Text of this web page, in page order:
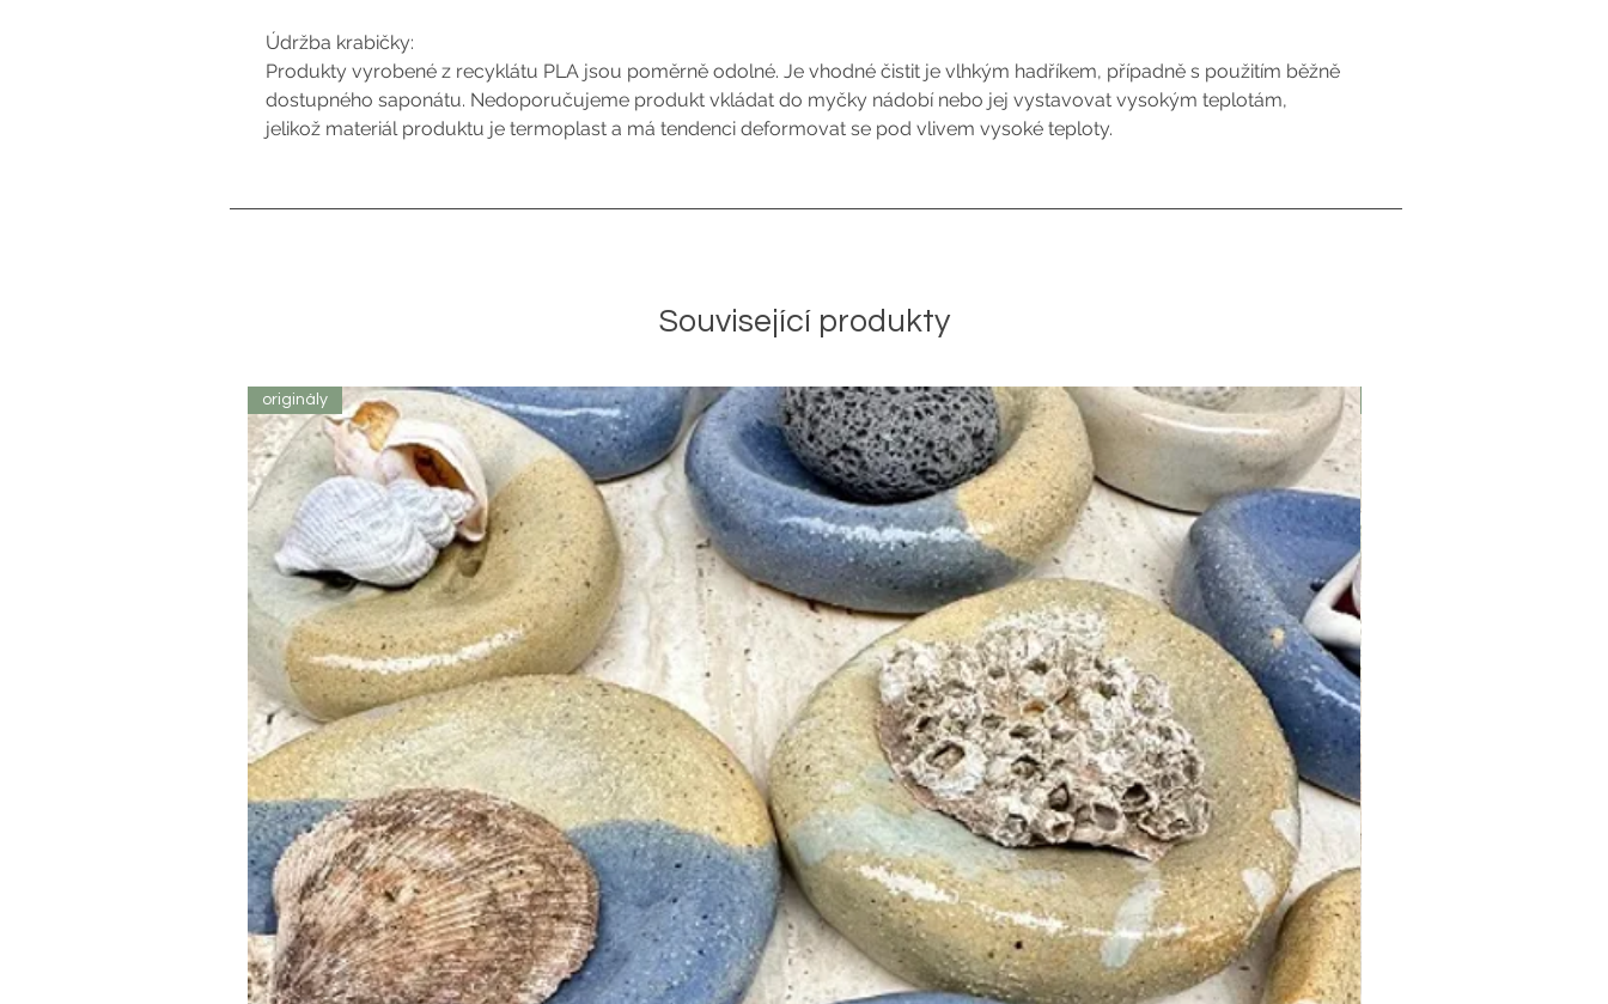
Údržba krabičky:
Produkty vyrobené z recyklátu PLA jsou poměrně odolné. Je vhodné čistit je vlhkým hadříkem, případně s použitím běžně
dostupného saponátu. Nedoporučujeme produkt vkládat do myčky nádobí nebo jej vystavovat vysokým teplotám,
jelikož materiál produktu je termoplast a má tendenci deformovat se pod vlivem vysoké teploty.
Související produkty
originály